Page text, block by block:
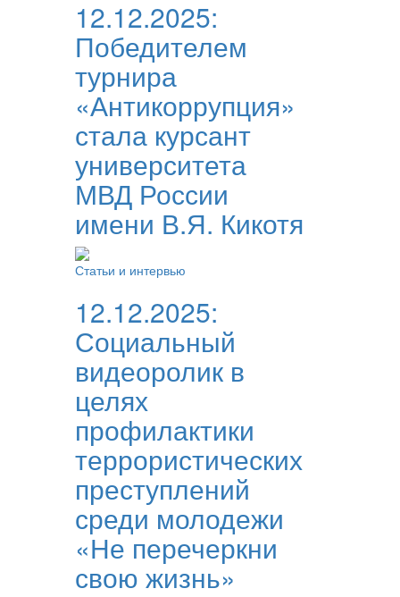
12.12.2025:
Победителем
турнира
«Антикоррупция»
стала курсант
университета
МВД России
имени В.Я. Кикотя
Статьи и интервью
12.12.2025:
Социальный
видеоролик в
целях
профилактики
террористических
преступлений
среди молодежи
«Не перечеркни
свою жизнь»